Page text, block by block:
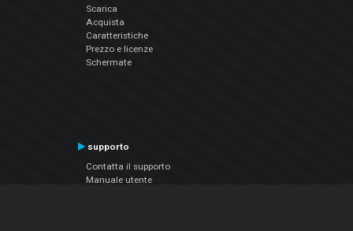
Scarica
Acquista
Caratteristiche
Prezzo e licenze
Schermate
supporto
Contatta il supporto
Manuale utente